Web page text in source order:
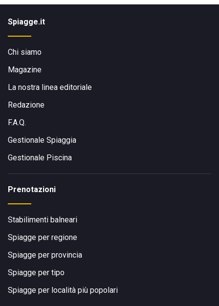
Spiagge.it
Chi siamo
Magazine
La nostra linea editoriale
Redazione
F.A.Q.
Gestionale Spiaggia
Gestionale Piscina
Prenotazioni
Stabilimenti balneari
Spiagge per regione
Spiagge per provincia
Spiagge per tipo
Spiagge per località più popolari